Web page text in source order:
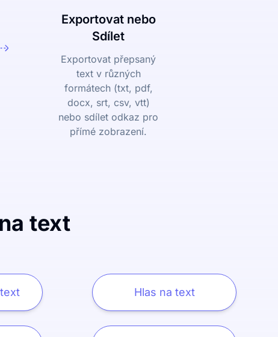
Exportovat nebo
Sdílet
Exportovat přepsaný
text v různých
formátech (txt, pdf,
docx, srt, csv, vtt)
nebo sdílet odkaz pro
přímé zobrazení.
text
Hlas na text